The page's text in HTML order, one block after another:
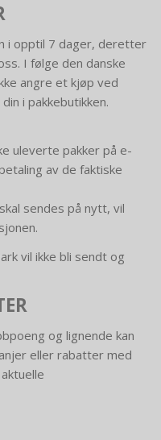
i opptil 7 dager, deretter
I følge den danske
angre et kjøp ved
i pakkebutikken.
uleverte pakker på e-
av de faktiske
sendes på nytt, vil
vil ikke bli sendt og
og lignende kan
eller rabatter med